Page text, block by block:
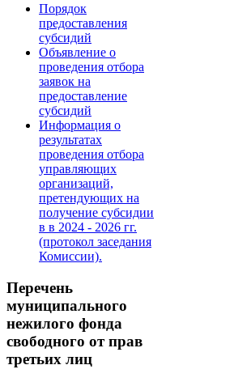
Порядок
предоставления
субсидий
Объявление о
проведения отбора
заявок на
предоставление
субсидий
Информация о
результатах
проведения отбора
управляющих
организаций,
претендующих на
получение субсидии
в в 2024 - 2026 гг.
(протокол заседания
Комиссии).
Перечень
муниципального
нежилого фонда
свободного от прав
третьих лиц